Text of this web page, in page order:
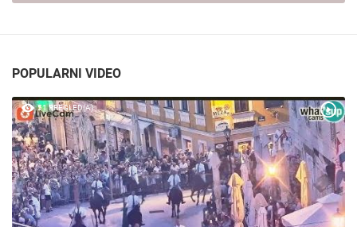
POPULARNI VIDEO
51 PREGLED(A)